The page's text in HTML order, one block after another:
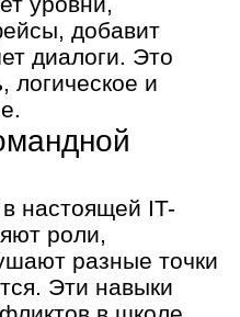
выступления
на
не просто
о
школе или
игры, а
и
Это
путь